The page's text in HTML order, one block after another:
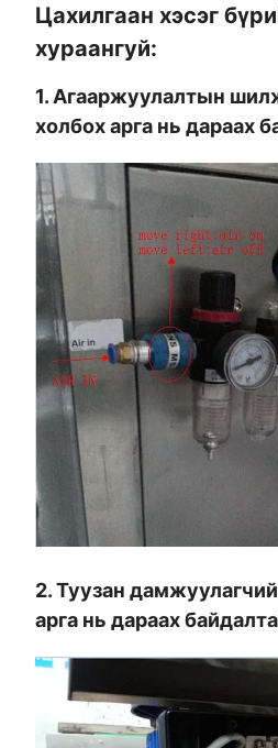
Цахилгаан хэсэг
хураангуй:
1. Агааржуулалтын
холбох арга нь дараах
2. Туузан
арга нь дараах